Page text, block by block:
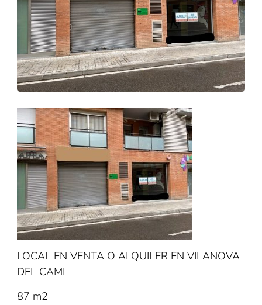
LOCAL EN VENTA O ALQUILER EN VILANOVA
DEL CAMI
87 m2